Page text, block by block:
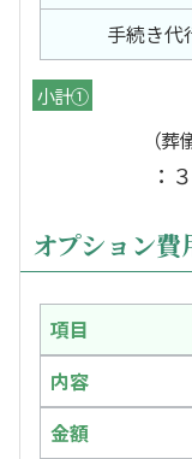
手続き代
小計①
（
：
オプション費